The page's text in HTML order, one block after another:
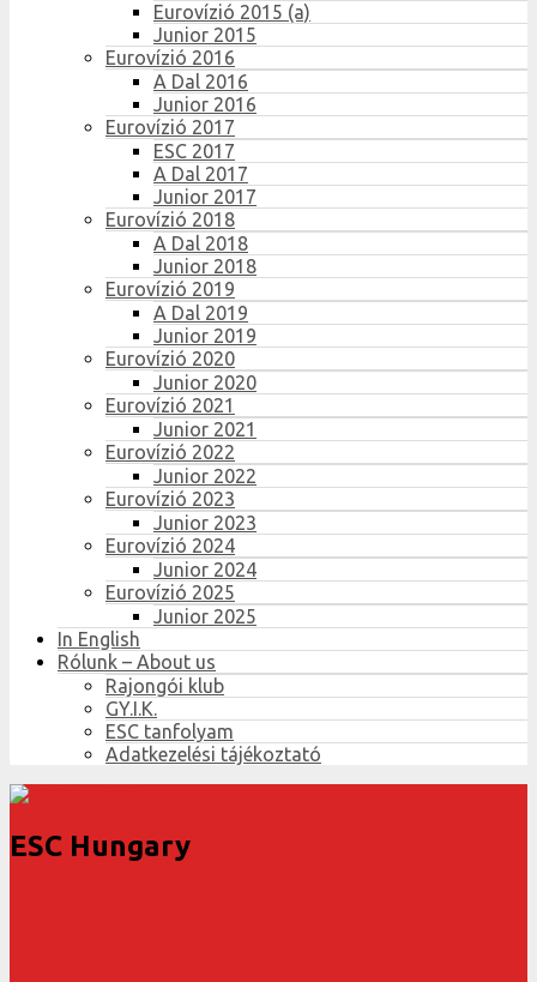
Eurovízió 2015 (a)
Junior 2015
Eurovízió 2016
A Dal 2016
Junior 2016
Eurovízió 2017
ESC 2017
A Dal 2017
Junior 2017
Eurovízió 2018
A Dal 2018
Junior 2018
Eurovízió 2019
A Dal 2019
Junior 2019
Eurovízió 2020
Junior 2020
Eurovízió 2021
Junior 2021
Eurovízió 2022
Junior 2022
Eurovízió 2023
Junior 2023
Eurovízió 2024
Junior 2024
Eurovízió 2025
Junior 2025
In English
Rólunk – About us
Rajongói klub
GY.I.K.
ESC tanfolyam
Adatkezelési tájékoztató
ESC Hungary